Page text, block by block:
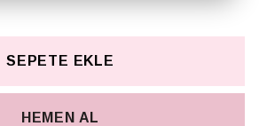
SEPETE EKLE
HEMEN AL